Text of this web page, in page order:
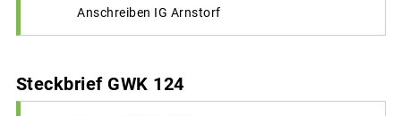
Anschreiben IG Arnstorf
Steckbrief GWK 124